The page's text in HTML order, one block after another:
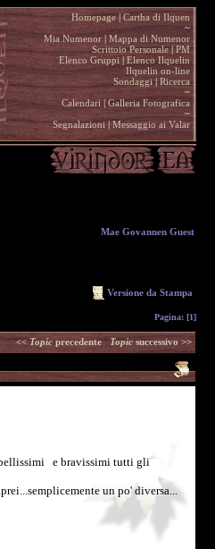
Homepage| Cartha di Ilquen .
~.
Mia Numenor | Mappa di Numenor .
Scrittoio Personale| PM .
Elenco Gruppi | Elenco Ilquelin .
Ilquelin on-line .
Sondaggi | Ricerca .
~.
Calendari | Galleria Fotografica .
~.
Segnalazioni| Messaggio ai Valar .
Mae Govannen Guest
Versione da Stampa
Pagina: [1]
<< Topicprecedente Topicsuccessivo >>
bellissimi e bravissimi tutti gli
un po' diversa...